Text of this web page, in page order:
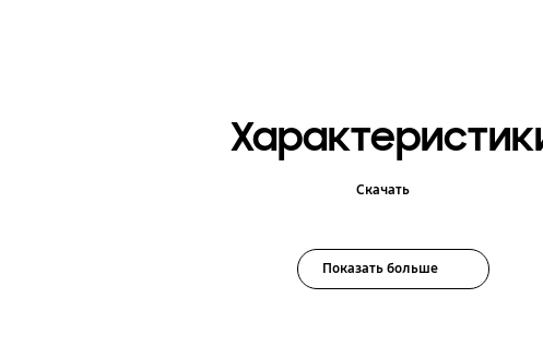
Скачать
Показать больше